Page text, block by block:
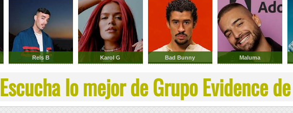
CUMBIAS
Rels B Karol G Bad Bunny Maluma
Escucha lo mejor de Grupo Evidence